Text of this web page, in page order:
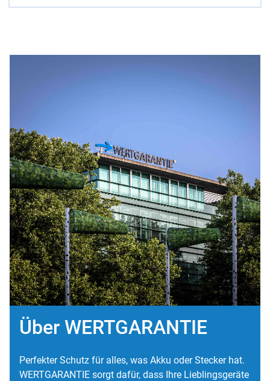
Über WERTGARANTIE
Perfekter Schutz für alles, was Akku oder Stecker hat.
WERTGARANTIE sorgt dafür, dass Ihre Lieblingsgeräte